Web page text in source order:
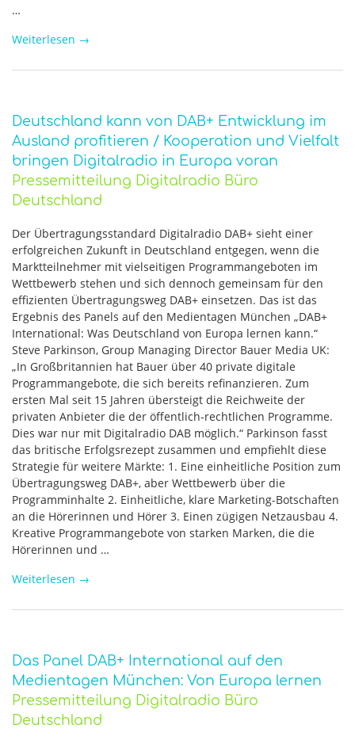
…
Weiterlesen →
Deutschland kann von DAB+ Entwicklung im
Ausland profitieren / Kooperation und Vielfalt
bringen Digitalradio in Europa voran
Pressemitteilung Digitalradio Büro
Deutschland
Der Übertragungsstandard Digitalradio DAB+ sieht einer
erfolgreichen Zukunft in Deutschland entgegen, wenn die
Marktteilnehmer mit vielseitigen Programmangeboten im
Wettbewerb stehen und sich dennoch gemeinsam für den
effizienten Übertragungsweg DAB+ einsetzen. Das ist das
Ergebnis des Panels auf den Medientagen München „DAB+
International: Was Deutschland von Europa lernen kann.“
Steve Parkinson, Group Managing Director Bauer Media UK:
„In Großbritannien hat Bauer über 40 private digitale
Programmangebote, die sich bereits refinanzieren. Zum
ersten Mal seit 15 Jahren übersteigt die Reichweite der
privaten Anbieter die der öffentlich-rechtlichen Programme.
Dies war nur mit Digitalradio DAB möglich.“ Parkinson fasst
das britische Erfolgsrezept zusammen und empfiehlt diese
Strategie für weitere Märkte: 1. Eine einheitliche Position zum
Übertragungsweg DAB+, aber Wettbewerb über die
Programminhalte 2. Einheitliche, klare Marketing-Botschaften
an die Hörerinnen und Hörer 3. Einen zügigen Netzausbau 4.
Kreative Programmangebote von starken Marken, die die
Hörerinnen und …
Weiterlesen →
Das Panel DAB+ International auf den
Medientagen München: Von Europa lernen
Pressemitteilung Digitalradio Büro
Deutschland